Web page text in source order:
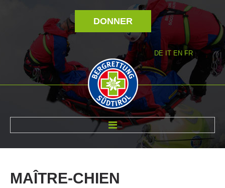
DONNER
DE IT EN FR
MAÎTRE-CHIEN